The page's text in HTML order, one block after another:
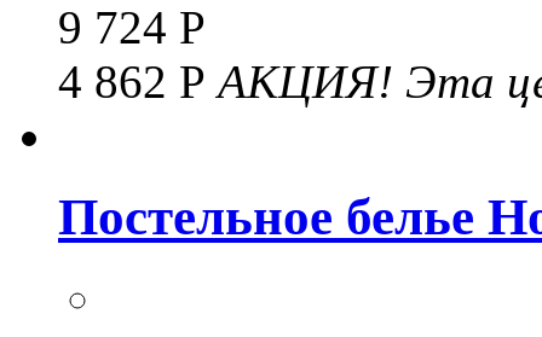
9 724 Р
4 862 РАКЦИЯ! Эта
Постельное белье